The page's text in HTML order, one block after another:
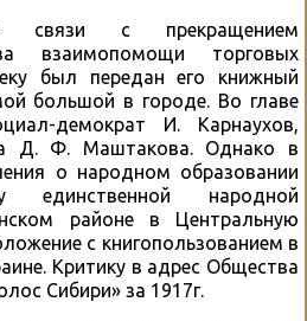
с прекращением
взаимопомощи торговых
был передан его книжный
большой в городе. Во главе
демократ И. Карнаухов,
Д. Ф. Маштакова. Однако в
о народном образовании
единственной народной
районе в Центральную
с книгопользованием в
Критику в адрес Общества
Сибири» за 1917г.